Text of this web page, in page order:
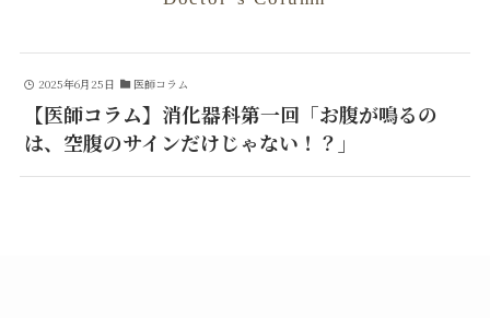
2025年6月25日 医師コラム
【医師コラム】消化器科第一回「お腹が鳴るの
は、空腹のサインだけじゃない！？」